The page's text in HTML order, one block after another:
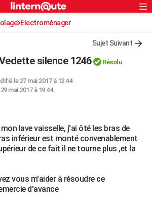
S'inscrire
Connexion
Electroménager
Sujet Suivant
silence 1246 Résolu
le 27 mai 2017 à 12:44
29 mai 2017 à 19:44
lave vaisselle, j'ai ôté les bras de
inférieur est monté convenablement
de ce fait il ne tourne plus ,et la
vous m'aider à résoudre ce
d'avance